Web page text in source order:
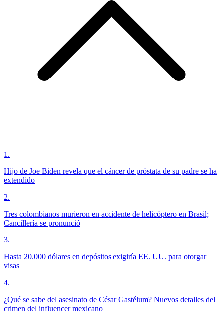
1 .
Hijo de Joe Biden revela que el cáncer de próstata de su padre se ha
extendido
2.
Tres colombianos murieron en accidente de helicóptero en Brasil;
Cancillería se pronunció
3.
Hasta 20.000 dólares en depósitos exigiría EE. UU. para otorgar
visas
4.
¿Qué se sabe del asesinato de César Gastélum? Nuevos detalles del
crimen del influencer mexicano